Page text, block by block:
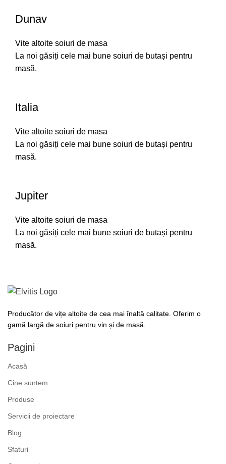
Dunav
Vite altoite soiuri de masa
La noi găsiți cele mai bune soiuri de butași pentru
masă.
Italia
Vite altoite soiuri de masa
La noi găsiți cele mai bune soiuri de butași pentru
masă.
Jupiter
Vite altoite soiuri de masa
La noi găsiți cele mai bune soiuri de butași pentru
masă.
Producător de vițe altoite de cea mai înaltă calitate. Oferim o
gamă largă de soiuri pentru vin și de masă.
Pagini
Acasă
Cine suntem
Produse
Servicii de proiectare
Blog
Sfaturi